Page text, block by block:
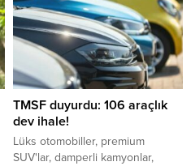
TMSF duyurdu: 106 araçlık
dev ihale!
Lüks otomobiller, premium
SUV'lar, damperli kamyonlar,